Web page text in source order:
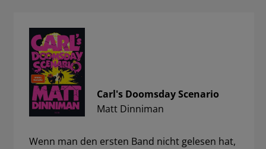
Carl's Doomsday Scenario
Matt Dinniman
Wenn man den ersten Band nicht gelesen hat,